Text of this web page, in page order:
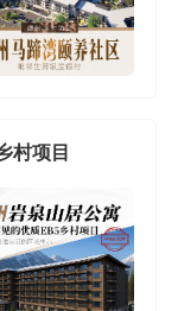
村项目